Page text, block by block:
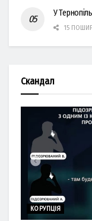
У
15
Скандал
КОРУПЦІЯ